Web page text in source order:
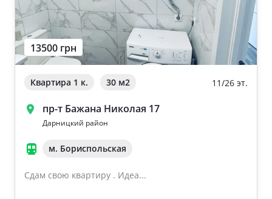
13500 грн
Квартира 1 к. 30 м2 11/26 эт.
пр-т Бажана Николая 17
Дарницкий район
м. Бориспольская
Сдам свою квартиру . Идеа...